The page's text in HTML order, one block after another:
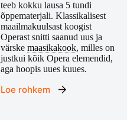
teeb kokku lausa 5 tundi
õppematerjali. Klassikalisest
maailmakuulsast koogist
Operast snitti saanud uus ja
värske maasikakook, milles on
justkui kõik Opera elemendid,
aga hoopis uues kuues.
Loe rohkem